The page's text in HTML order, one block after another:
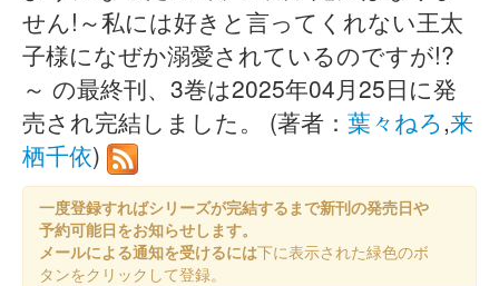
せん!～私には好きと言ってくれない王太
子様になぜか溺愛されているのですが!?
～ の最終刊、3巻は2025年04月25日に発
売され完結しました。 (著者： 葉々ねろ,来
栖千依)
一度登録すればシリーズが完結するまで新刊の発売日や
予約可能日をお知らせします。
メールによる通知を受けるには下に表示された緑色のボ
タンをクリックして登録。